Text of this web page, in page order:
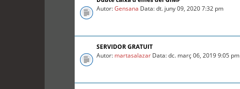
Autor:Gensana Data: dt. juny 09, 2020 7:32 pm
SERVIDOR GRATUIT
Autor: martasalazar Data: dc. març 06, 2019 9:05 pm